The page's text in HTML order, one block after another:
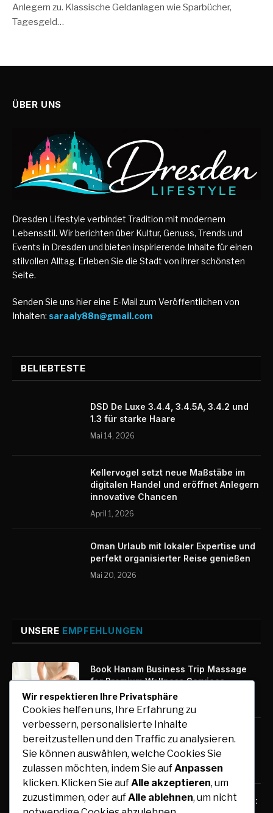
Anlegern zu. Klassische Geldanlagen wie Sparbücher,
Tagesgeld…
ÜBER UNS
Dresden Lifestyle verbindet Tradition mit modernem
Lebensstil. Wir berichten über Kultur, Genuss, Trends und
Events in Dresden und bieten inspirierende Inhalte für einen
stilvollen Alltag. Erleben Sie die Stadt von ihrer schönsten
Seite.
Senden Sie uns hier eine E-Mail zum Veröffentlichen von
Inhalten: saraaly88n@gmail.com
BELIEBTESTE
DSD De Luxe 3.4.4, 3.4.5A, 3.4.2 und
1.3 für starke Haare
Mai 14, 2026
Kellervogel setzt neue Maßstäbe im
digitalen Handel und eröffnet Anlegern
innovative Chancen
April 1, 2026
Oman Urlaub mit lokaler Expertise und
perfekt organisierter Reise genießen
Mai 20, 2026
UNSERE EMPFEHLUNGEN
Book Hanam Business Trip Massage
for Premium Wellness Services
August 7, 2026
Kfz-Zulassung Express: Digitale
Zulassung mit maximalem Komfort
August 7, 2026
Free Tools for Teachers and Students:
Wir respektieren Ihre Privatsphäre
Cookies helfen uns, Ihre Erfahrung zu
verbessern, personalisierte Inhalte
bereitzustellen und den Traffic zu analysieren.
Sie können auswählen, welche Cookies Sie
zulassen möchten, indem Sie aufAnpassen
klicken. Klicken Sie aufAlle akzeptieren, um
zuzustimmen, oder aufAlle ablehnen, um nicht